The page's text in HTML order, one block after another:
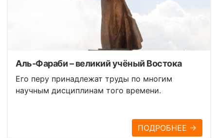
Аль-Фараби – великий учёный Востока
Его перу принадлежат труды по многим
научным дисциплинам того времени.
ПОДРОБНЕЕ →